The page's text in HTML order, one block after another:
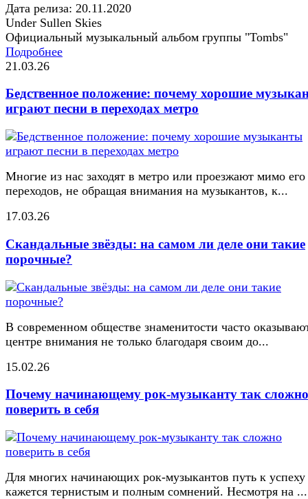
Дата релиза: 20.11.2020
Under Sullen Skies
Официальный музыкальный альбом группы "Tombs"
Подробнее
21.03.26
Бедственное положение: почему хорошие
играют песни в переходах метро
Многие из нас заходят в метро или проезжают мимо его
переходов, не обращая внимания на музыкантов, к...
17.03.26
Скандальные звёзды: на самом ли деле они такие
порочные?
В современном обществе знаменитости часто
центре внимания не только благодаря своим до...
15.02.26
Почему начинающему рок-музыканту так сложно
поверить в себя
Для многих начинающих рок-музыкантов путь к успеху
кажется тернистым и полным сомнений. Несмотря на ...